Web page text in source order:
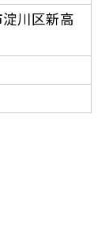
川区新高